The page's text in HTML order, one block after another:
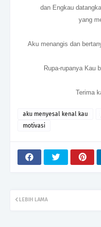
dan Engkau
yang
Aku menangis dan
Rupa-rupanya Kau
Terima
aku menyesal kenal kau
motivasi
LEBIH LAMA